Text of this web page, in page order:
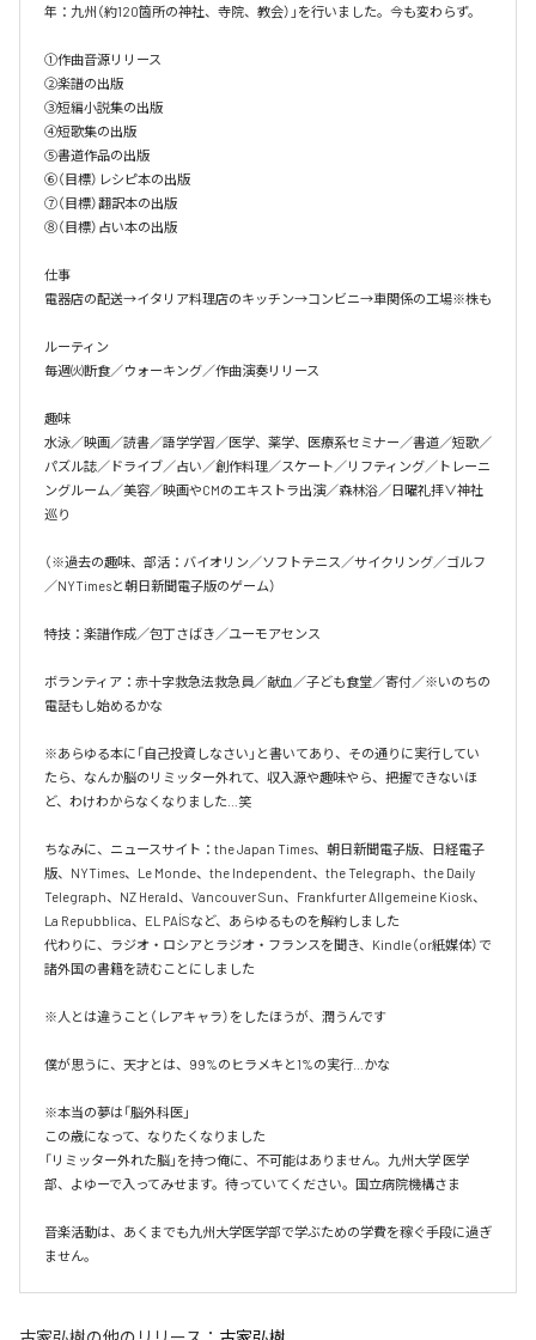
年：九州（約120箇所の神社、寺院、教会）」を行いました。今も変わらず。
①作曲音源リリース
②楽譜の出版
③短編小説集の出版
④短歌集の出版
⑤書道作品の出版
⑥（目標）レシピ本の出版
⑦（目標）翻訳本の出版
⑧（目標）占い本の出版
仕事
電器店の配送→イタリア料理店のキッチン→コンビニ→車関係の工場※株も
ルーティン
毎週㈫断食／ウォーキング／作曲演奏リリース
趣味
水泳／映画／読書／語学学習／医学、薬学、医療系セミナー／書道／短歌／
パズル誌／ドライブ／占い／創作料理／スケート／リフティング／トレーニ
ングルーム／美容／映画やCMのエキストラ出演／森林浴／日曜礼拝∨神社
巡り
（※過去の趣味、部活：バイオリン／ソフトテニス／サイクリング／ゴルフ
／NYTimesと朝日新聞電子版のゲーム）
特技：楽譜作成／包丁さばき／ユーモアセンス
ボランティア：赤十字救急法救急員／献血／子ども食堂／寄付／※いのちの
電話もし始めるかな
※あらゆる本に「自己投資しなさい」と書いてあり、その通りに実行してい
たら、なんか脳のリミッター外れて、収入源や趣味やら、把握できないほ
ど、わけわからなくなりました…笑
ちなみに、ニュースサイト：the Japan Times、朝日新聞電子版、日経電子
版、NYTimes、Le Monde、the Independent、the Telegraph、the Daily
Telegraph、NZ Herald、Vancouver Sun、Frankfurter Allgemeine Kiosk、
La Repubblica、EL PAÍSなど、あらゆるものを解約しました
代わりに、ラジオ・ロシアとラジオ・フランスを聞き、Kindle（or紙媒体）で
諸外国の書籍を読むことにしました
※人とは違うこと（レアキャラ）をしたほうが、潤うんです
僕が思うに、天才とは、99%のヒラメキと1%の実行…かな
※本当の夢は「脳外科医」
この歳になって、なりたくなりました
「リミッター外れた脳」を持つ俺に、不可能はありません。九州大学 医学
部、よゆーで入ってみせます。待っていてください。国立病院機構さま
音楽活動は、あくまでも九州大学医学部で学ぶための学費を稼ぐ手段に過ぎ
ません。